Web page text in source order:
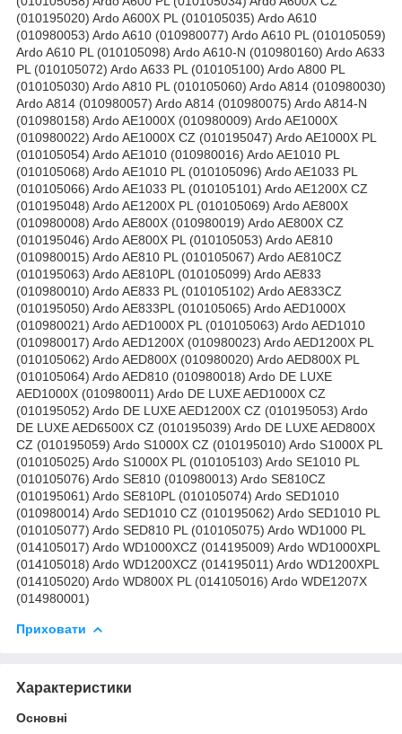
(010195020) Ardo A600X PL (010105035) Ardo A610
(010980053) Ardo A610 (010980077) Ardo A610 PL (010105059)
Ardo A610 PL (010105098) Ardo A610-N (010980160) Ardo A633
PL (010105072) Ardo A633 PL (010105100) Ardo A800 PL
(010105030) Ardo A810 PL (010105060) Ardo A814 (010980030)
Ardo A814 (010980057) Ardo A814 (010980075) Ardo A814-N
(010980158) Ardo AE1000X (010980009) Ardo AE1000X
(010980022) Ardo AE1000X CZ (010195047) Ardo AE1000X PL
(010105054) Ardo AE1010 (010980016) Ardo AE1010 PL
(010105068) Ardo AE1010 PL (010105096) Ardo AE1033 PL
(010105066) Ardo AE1033 PL (010105101) Ardo AE1200X CZ
(010195048) Ardo AE1200X PL (010105069) Ardo AE800X
(010980008) Ardo AE800X (010980019) Ardo AE800X CZ
(010195046) Ardo AE800X PL (010105053) Ardo AE810
(010980015) Ardo AE810 PL (010105067) Ardo AE810CZ
(010195063) Ardo AE810PL (010105099) Ardo AE833
(010980010) Ardo AE833 PL (010105102) Ardo AE833CZ
(010195050) Ardo AE833PL (010105065) Ardo AED1000X
(010980021) Ardo AED1000X PL (010105063) Ardo AED1010
(010980017) Ardo AED1200X (010980023) Ardo AED1200X PL
(010105062) Ardo AED800X (010980020) Ardo AED800X PL
(010105064) Ardo AED810 (010980018) Ardo DE LUXE
AED1000X (010980011) Ardo DE LUXE AED1000X CZ
(010195052) Ardo DE LUXE AED1200X CZ (010195053) Ardo
DE LUXE AED6500X CZ (010195039) Ardo DE LUXE AED800X
CZ (010195059) Ardo S1000X CZ (010195010) Ardo S1000X PL
(010105025) Ardo S1000X PL (010105103) Ardo SE1010 PL
(010105076) Ardo SE810 (010980013) Ardo SE810CZ
(010195061) Ardo SE810PL (010105074) Ardo SED1010
(010980014) Ardo SED1010 CZ (010195062) Ardo SED1010 PL
(010105077) Ardo SED810 PL (010105075) Ardo WD1000 PL
(014105017) Ardo WD1000XCZ (014195009) Ardo WD1000XPL
(014105018) Ardo WD1200XCZ (014195011) Ardo WD1200XPL
(014105020) Ardo WD800X PL (014105016) Ardo WDE1207X
(014980001)
Приховати
Характеристики
Основні